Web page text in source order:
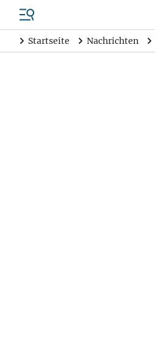
Startseite Nachrichten